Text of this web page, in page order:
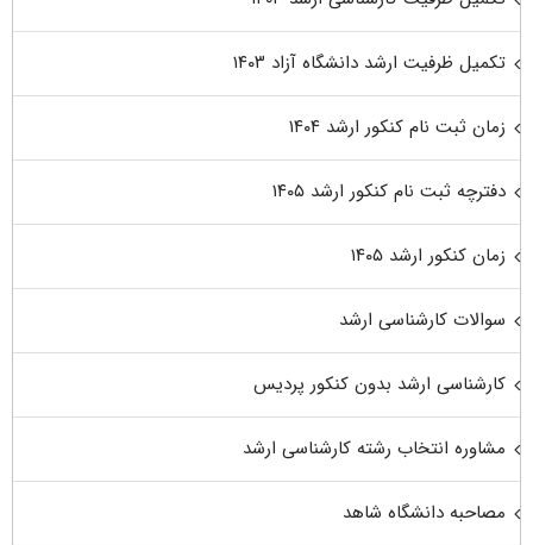
تکمیل ظرفیت ارشد دانشگاه آزاد ۱۴۰۳
زمان ثبت نام کنکور ارشد ۱۴۰۴
دفترچه ثبت نام کنکور ارشد ۱۴۰۵
زمان کنکور ارشد ۱۴۰۵
سوالات کارشناسی ارشد
کارشناسی ارشد بدون کنکور پردیس
مشاوره انتخاب رشته کارشناسی ارشد
مصاحبه دانشگاه شاهد